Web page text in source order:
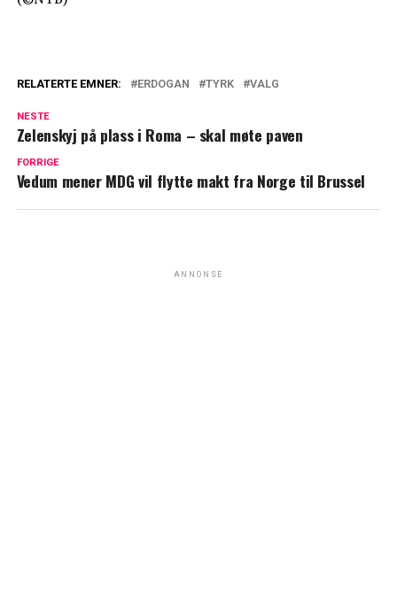
RELATERTE EMNER: ERDOGAN TYRK VALG
NESTE
Zelenskyj på plass i Roma – skal møte paven
FORRIGE
Vedum mener MDG vil flytte makt fra Norge til Brussel
ANNONSE